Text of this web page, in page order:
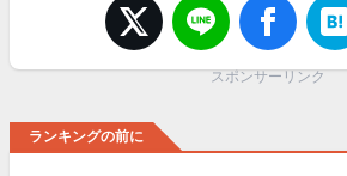
スポンサーリンク
ランキングの前に